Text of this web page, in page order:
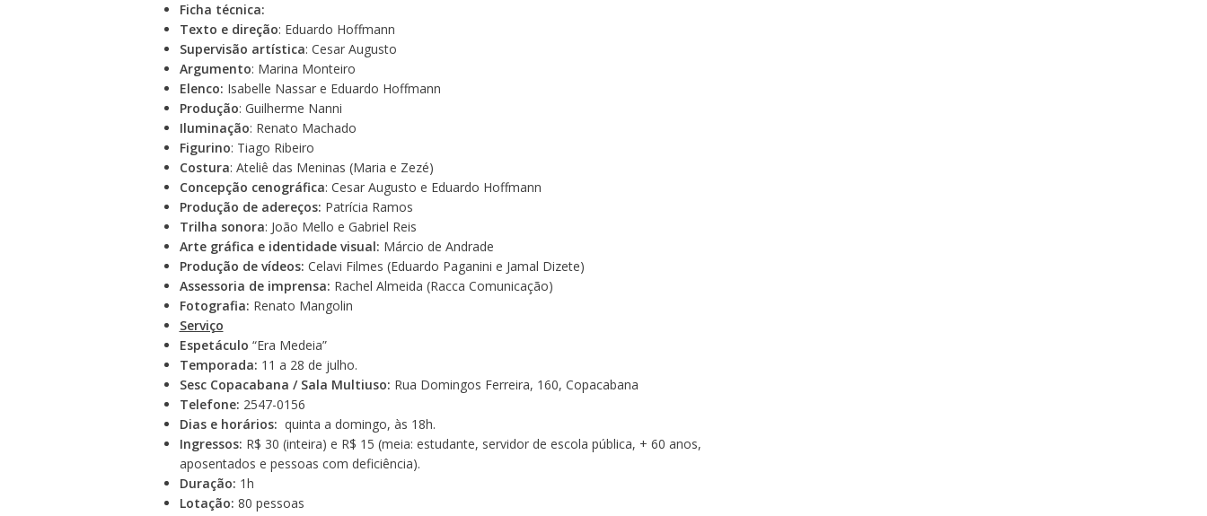
Ficha técnica:
Texto e direção: Eduardo Hoffmann
Supervisão artística: Cesar Augusto
Argumento: Marina Monteiro
Elenco: Isabelle Nassar e Eduardo Hoffmann
Produção: Guilherme Nanni
Iluminação: Renato Machado
Figurino: Tiago Ribeiro
Costura: Ateliê das Meninas (Maria e Zezé)
Concepção cenográfica: Cesar Augusto e Eduardo Hoffmann
Produção de adereços: Patrícia Ramos
Trilha sonora: João Mello e Gabriel Reis
Arte gráfica e identidade visual: Márcio de Andrade
Produção de vídeos: Celavi Filmes (Eduardo Paganini e Jamal Dizete)
Assessoria de imprensa: Rachel Almeida (Racca Comunicação)
Fotografia: Renato Mangolin
Serviço
Espetáculo “Era Medeia”
Temporada: 11 a 28 de julho.
Sesc Copacabana / Sala Multiuso: Rua Domingos Ferreira, 160, Copacabana
Telefone: 2547-0156
Dias e horários: quinta a domingo, às 18h.
Ingressos: R$ 30 (inteira) e R$ 15 (meia: estudante, servidor de escola pública, + 60 anos,
aposentados e pessoas com deficiência).
Duração: 1h
Lotação: 80 pessoas